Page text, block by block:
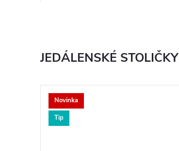
JEDÁLENSKÉ STOLIČKY
Novinka
Tip